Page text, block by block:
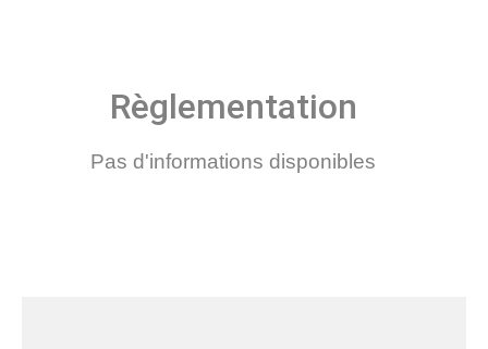
Règlementation
Pas d'informations disponibles